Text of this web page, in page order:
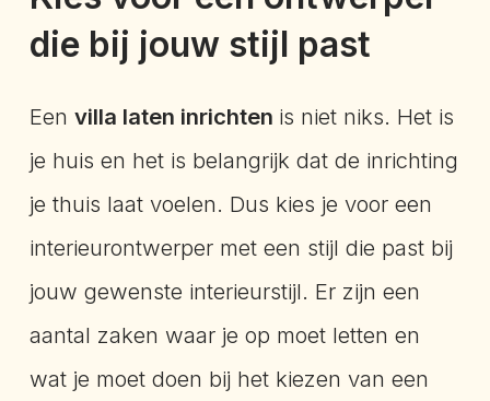
die bij jouw stijl past
Een villa laten inrichten is niet niks. Het is
je huis en het is belangrijk dat de inrichting
je thuis laat voelen. Dus kies je voor een
interieurontwerper met een stijl die past bij
jouw gewenste interieurstijl. Er zijn een
aantal zaken waar je op moet letten en
wat je moet doen bij het kiezen van een